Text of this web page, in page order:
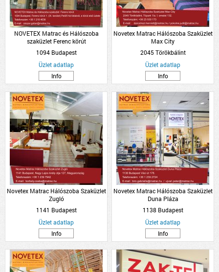
NOVETEX Matrac és Hálószoba
szaküzlet Ferenc körút
1094 Budapest
Üzlet adatlap
Info
Novetex Matrac Hálószoba Szaküzlet
Max City
2045 Törökbálint
Üzlet adatlap
Info
Novetex Matrac Hálószoba Szaküzlet
Zugló
1141 Budapest
Üzlet adatlap
Info
Novetex Matrac Hálószoba Szaküzlet
Duna Pláza
1138 Budapest
Üzlet adatlap
Info